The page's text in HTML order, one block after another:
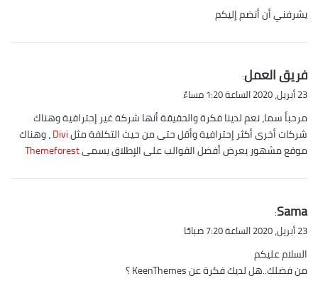
ل
يشرفني أن أنضم إليكم
ي
ق
ل
فريق العمل:
23 أبريل، 2020 الساعة 1:20 مساءً
مرحباً سما، نعم لدينا فكرة والحقيقة أنها شركة غير إحترافية وهناك
شركات أخرى أكثر إحترافية وأقل حتى من حيث التكلفة مثلDivi، وهناك
موقع مشهور يعرض أفضل القوالب على الإطلاق يسمىThemeforest
ي
ق
ل
Sama
:
23 أبريل، 2020 الساعة 7:20 صباحًا
السلام عليكم
من فضلك..هل لديك فكرة عن KeenThemes ؟